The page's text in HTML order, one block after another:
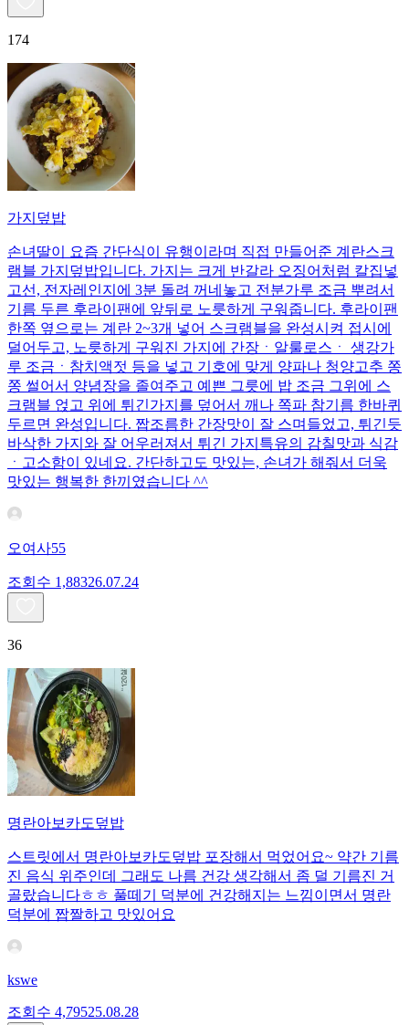
174
가지덮밥
손녀딸이 요즘 간단식이 유행이라며 직접 만들어준 계란스크
램블 가지덮밥입니다. 가지는 크게 반갈라 오징어처럼 칼집넣
고선, 전자레인지에 3분 돌려 꺼네놓고 전분가루 조금 뿌려서
기름 두른 후라이팬에 앞뒤로 노릇하게 구워줍니다. 후라이팬
한쪽 옆으로는 계란 2~3개 넣어 스크램블을 완성시켜 접시에
덜어두고, 노릇하게 구워진 가지에 간장ㆍ알룰로스ㆍ 생강가
루 조금ㆍ참치액젓 등을 넣고 기호에 맞게 양파나 청양고추 쫑
쫑 썰어서 양념장을 졸여주고 예쁜 그릇에 밥 조금 그위에 스
크램블 얹고 위에 튀긴가지를 덮어서 깨나 쪽파 참기름 한바퀴
두르면 완성입니다. 짭조름한 간장맛이 잘 스며들었고, 튀긴듯
바삭한 가지와 잘 어우러져서 튀긴 가지특유의 감칠맛과 식감
ㆍ고소함이 있네요. 간단하고도 맛있는, 손녀가 해줘서 더욱
맛있는 행복한 한끼였습니다 ^^
오여사55
조회수 1,88326.07.24
36
명란아보카도덮밥
스트릿에서 명란아보카도덮밥 포장해서 먹었어요~ 약간 기름
진 음식 위주인데 그래도 나름 건강 생각해서 좀 덜 기름진 거
골랐습니다ㅎㅎ 풀떼기 덕분에 건강해지는 느낌이면서 명란
덕분에 짭짤하고 맛있어요
kswe
조회수 4,79525.08.28